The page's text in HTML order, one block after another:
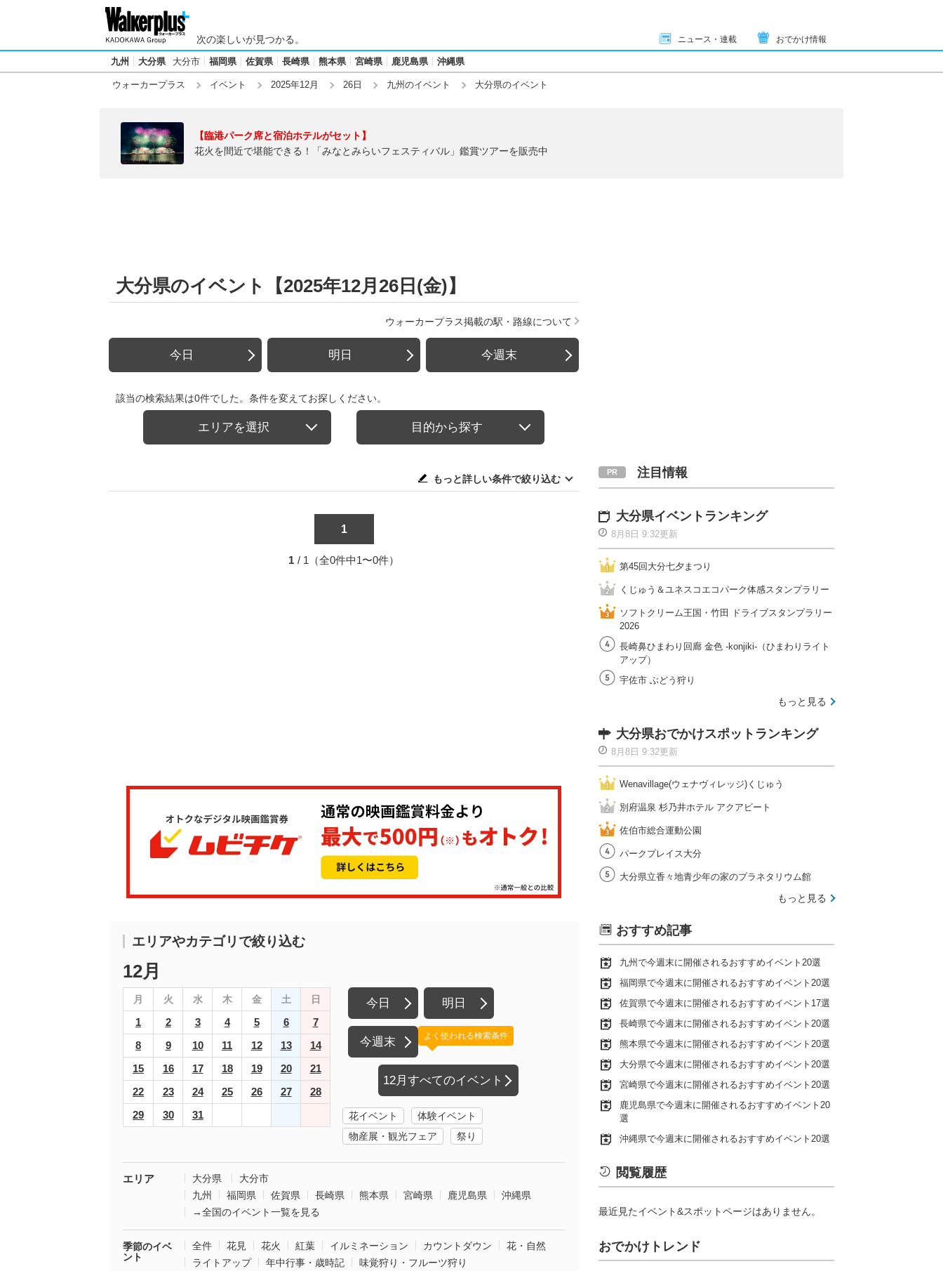
次の楽しいが見つかる。 ニュース・連載 おでかけ情報
九州 大分県 大分市 福岡県 佐賀県 長崎県 熊本県 宮崎県 鹿児島県 沖縄県
ウォーカープラス イベント 2025年12月 26日 九州のイベント 大分県のイベント
【臨港パーク席と宿泊ホテルがセット】
花火を間近で堪能できる！「みなとみらいフェスティバル」鑑賞ツアーを販売中
大分県のイベント【2025年12月26日(金)】
ウォーカープラス掲載の駅・路線について
今日 明日 今週末
該当の検索結果は0件でした。条件を変えてお探しください。
エリアを選択 目的から探す
もっと詳しい条件で絞り込む
1
1 / 1（全0件中1〜0件）
エリアやカテゴリで絞り込む
12月
月 火 水 木 金 土 日
1 2 3 4 5 6
7
8
9 10 11 12 13
14
15
16 17 18 19 20
21
22
23 24 25 26 27
28
29
30 31
今日 明日
今週末
12月すべてのイベント
よく使われる検索条件
花イベント
体験イベント
物産展・観光フェア
祭り
エリア 大分県
大分市
九州
福岡県 佐賀県 長崎県 熊本県 宮崎県 鹿児島県
沖縄県
→全国のイベント一覧を見る
季節のイベ
ント
全件 花見 花火 紅葉 イルミネーション カウントダウン
花・自然
ライトアップ
年中行事・歳時記
味覚狩り・フルーツ狩り
注目情報
大分県イベントランキング
8月8日 9:32更新
第45回大分七夕まつり
くじゅう＆ユネスコエコパーク体感スタンプラリー
ソフトクリーム王国・竹田 ドライブスタンプラリー
2026
長崎鼻ひまわり回廊 金色 -konjiki-（ひまわりライト
アップ）
宇佐市 ぶどう狩り
もっと見る
大分県おでかけスポットランキング
8月8日 9:32更新
Wenavillage(ウェナヴィレッジ)くじゅう
別府温泉 杉乃井ホテル アクアビート
佐伯市総合運動公園
パークプレイス大分
大分県立香々地青少年の家のプラネタリウム館
もっと見る
おすすめ記事
九州で今週末に開催されるおすすめイベント20選
福岡県で今週末に開催されるおすすめイベント20選
佐賀県で今週末に開催されるおすすめイベント17選
長崎県で今週末に開催されるおすすめイベント20選
熊本県で今週末に開催されるおすすめイベント20選
大分県で今週末に開催されるおすすめイベント20選
宮崎県で今週末に開催されるおすすめイベント20選
鹿児島県で今週末に開催されるおすすめイベント20
選
沖縄県で今週末に開催されるおすすめイベント20選
閲覧履歴
最近見たイベント&スポットページはありません。
おでかけトレンド